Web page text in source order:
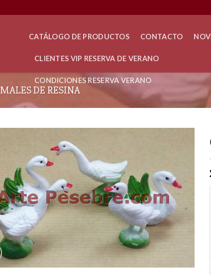
CATÁLOGO DE PRODUCTOS CONTACTO
CLIENTES VIP RESERVA DE VERANO
CONDICIONES RESERVA VERANO
DE RESINA